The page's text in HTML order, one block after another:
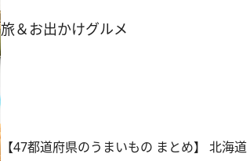
旅＆お出かけグルメ
【47都道府県のうまいもの まとめ】 北海